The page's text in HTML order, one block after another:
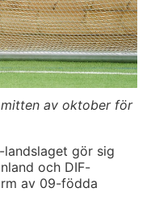
av oktober för
landslaget gör sig
och DIF-
av 09-födda